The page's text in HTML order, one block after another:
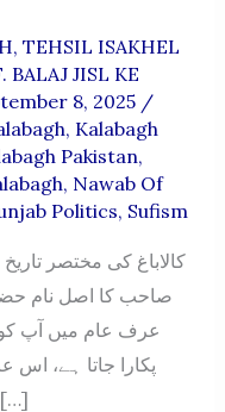
, TEHSIL ISAKHEL
BALAJ JISL KE
8, 2025 /
, Kalabagh
Pakistan,
, Nawab Of
Politics, Sufism
صاحب کا اصل نام
عرف عام میں آپ
پکارا جاتا ہے،
چاپ رہتےتھے۔ اور انتہائی کم بولتے […]